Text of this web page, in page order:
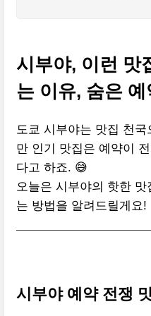
시부야, 이런 맛
는 이유, 숨은 예
도쿄 시부야는 맛집 천
만 인기 맛집은 예약이
다고 하죠. 😅
오늘은 시부야의 핫한
는 방법을 알려드릴게요!
시부야 예약 전쟁